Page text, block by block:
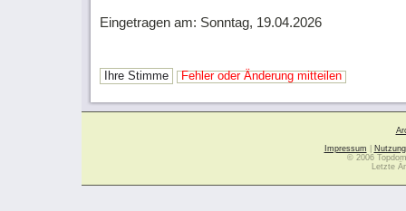
Eingetragen am: Sonntag, 19.04.2026
Ihre Stimme Fehler oder Änderung mitteilen
Impressum
© 2006
Letzte